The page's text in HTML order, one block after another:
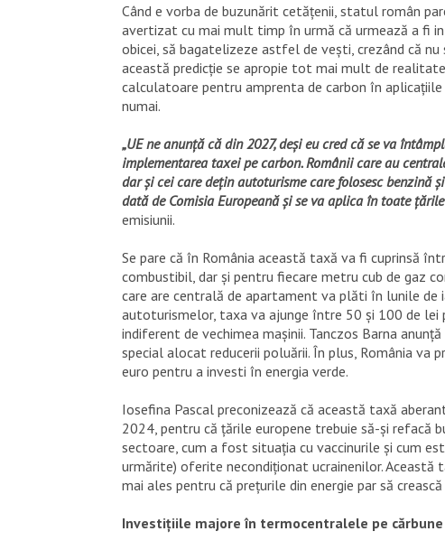
Când e vorba de buzunărit cetățenii, statul român
avertizat cu mai mult timp în urmă că urmează a fi
obicei, să bagatelizeze astfel de vești, crezând că
această predicție se apropie tot mai mult de
calculatoare pentru amprenta de carbon în
numai.
„UE ne anunță că din 2027, deși eu cred că se va
implementarea taxei pe carbon. Românii care au
dar și cei care dețin autoturisme care folosesc benzină
dată de Comisia Europeană și se va aplica în toate
emisiunii.
Se pare că în România această taxă va fi cuprinsă
combustibil, dar și pentru fiecare metru cub de gaz
care are centrală de apartament va plăti în lunile
autoturismelor, taxa va ajunge între 50 și 100 de lei
indiferent de vechimea mașinii. Tanczos Barna
special alocat reducerii poluării. În plus, România va
euro pentru a investi în energia verde.
Iosefina Pascal preconizează că această taxă
2024, pentru că țările europene trebuie să-și refacă
sectoare, cum a fost situația cu vaccinurile și cum
urmărite) oferite necondiționat ucrainenilor.
mai ales pentru că prețurile din energie par să
Investițiile majore în termocentralele pe